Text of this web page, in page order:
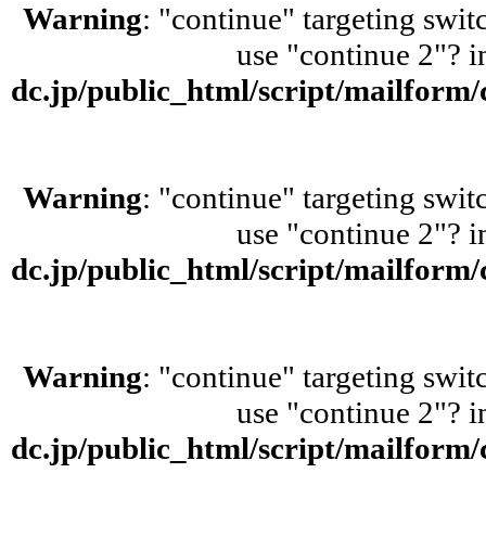
Warning: "continue" targeting
use "continue 2"?
dc.jp/public_html/script/
Warning: "continue" targeting
use "continue 2"?
dc.jp/public_html/script/
Warning: "continue" targeting
use "continue 2"?
dc.jp/public_html/script/